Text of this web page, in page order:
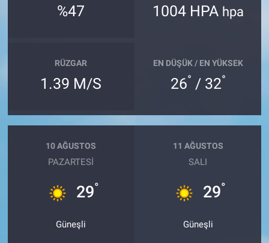
%47 1004 HPA hpa
RÜZGAR
1.39 M/S
EN DÜŞÜK / EN YÜKSEK
26° / 32°
10 AĞUSTOS
PAZARTESI
29°
Güneşli
11 AĞUSTOS
SALI
29°
Güneşli